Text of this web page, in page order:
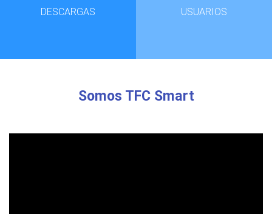
DESCARGAS USUARIOS
Somos TFC Smart